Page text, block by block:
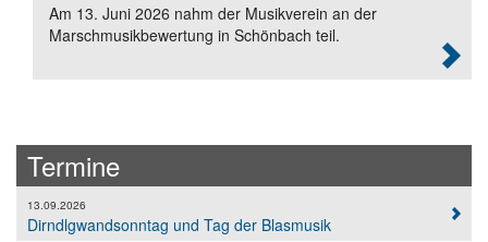
Am 13. Juni 2026 nahm der Musikverein an der
Marschmusikbewertung in Schönbach teil.
Termine
13.09.2026
Dirndlgwandsonntag und Tag der Blasmusik